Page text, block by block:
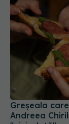
Greșeala
Andreea
"niciodată"
25 feb 2025, 12:00